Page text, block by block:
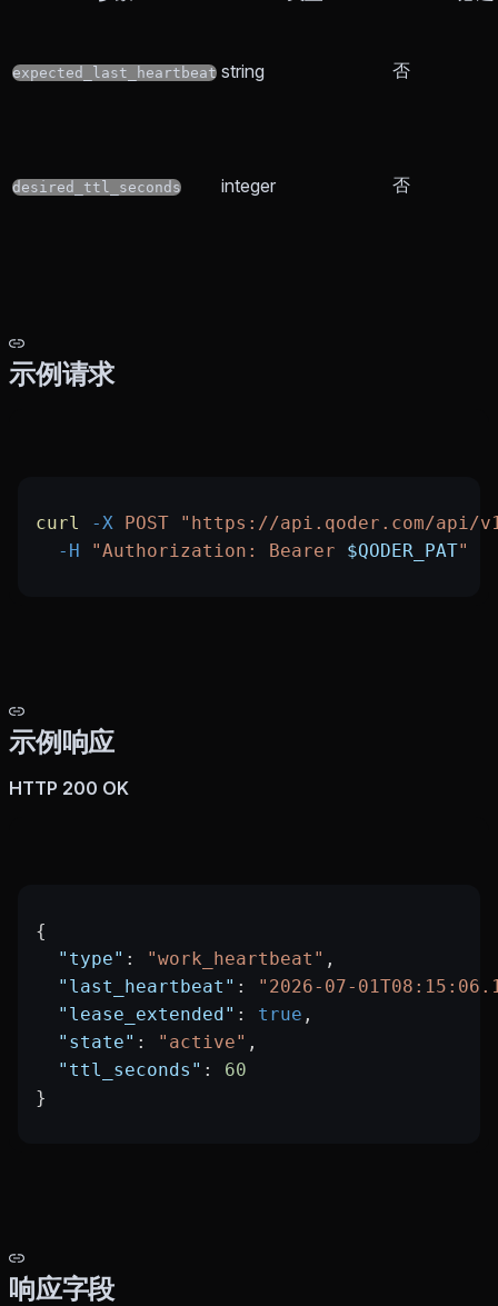
expected_last_heartbeat string 否
desired_ttl_seconds integer 否
示例请求
curl -X POST "https://api.qoder.com/api/v1/
  -H
"Authorization: Bearer $QODER_PAT"
示例响应
HTTP 200 OK
{
  "type"
: "work_heartbeat" ,
  "last_heartbeat"
:
"2026-07-
  "lease_extended"
: true ,
  "state"
: "active" ,
  "ttl_seconds"
: 60
}
响应字段